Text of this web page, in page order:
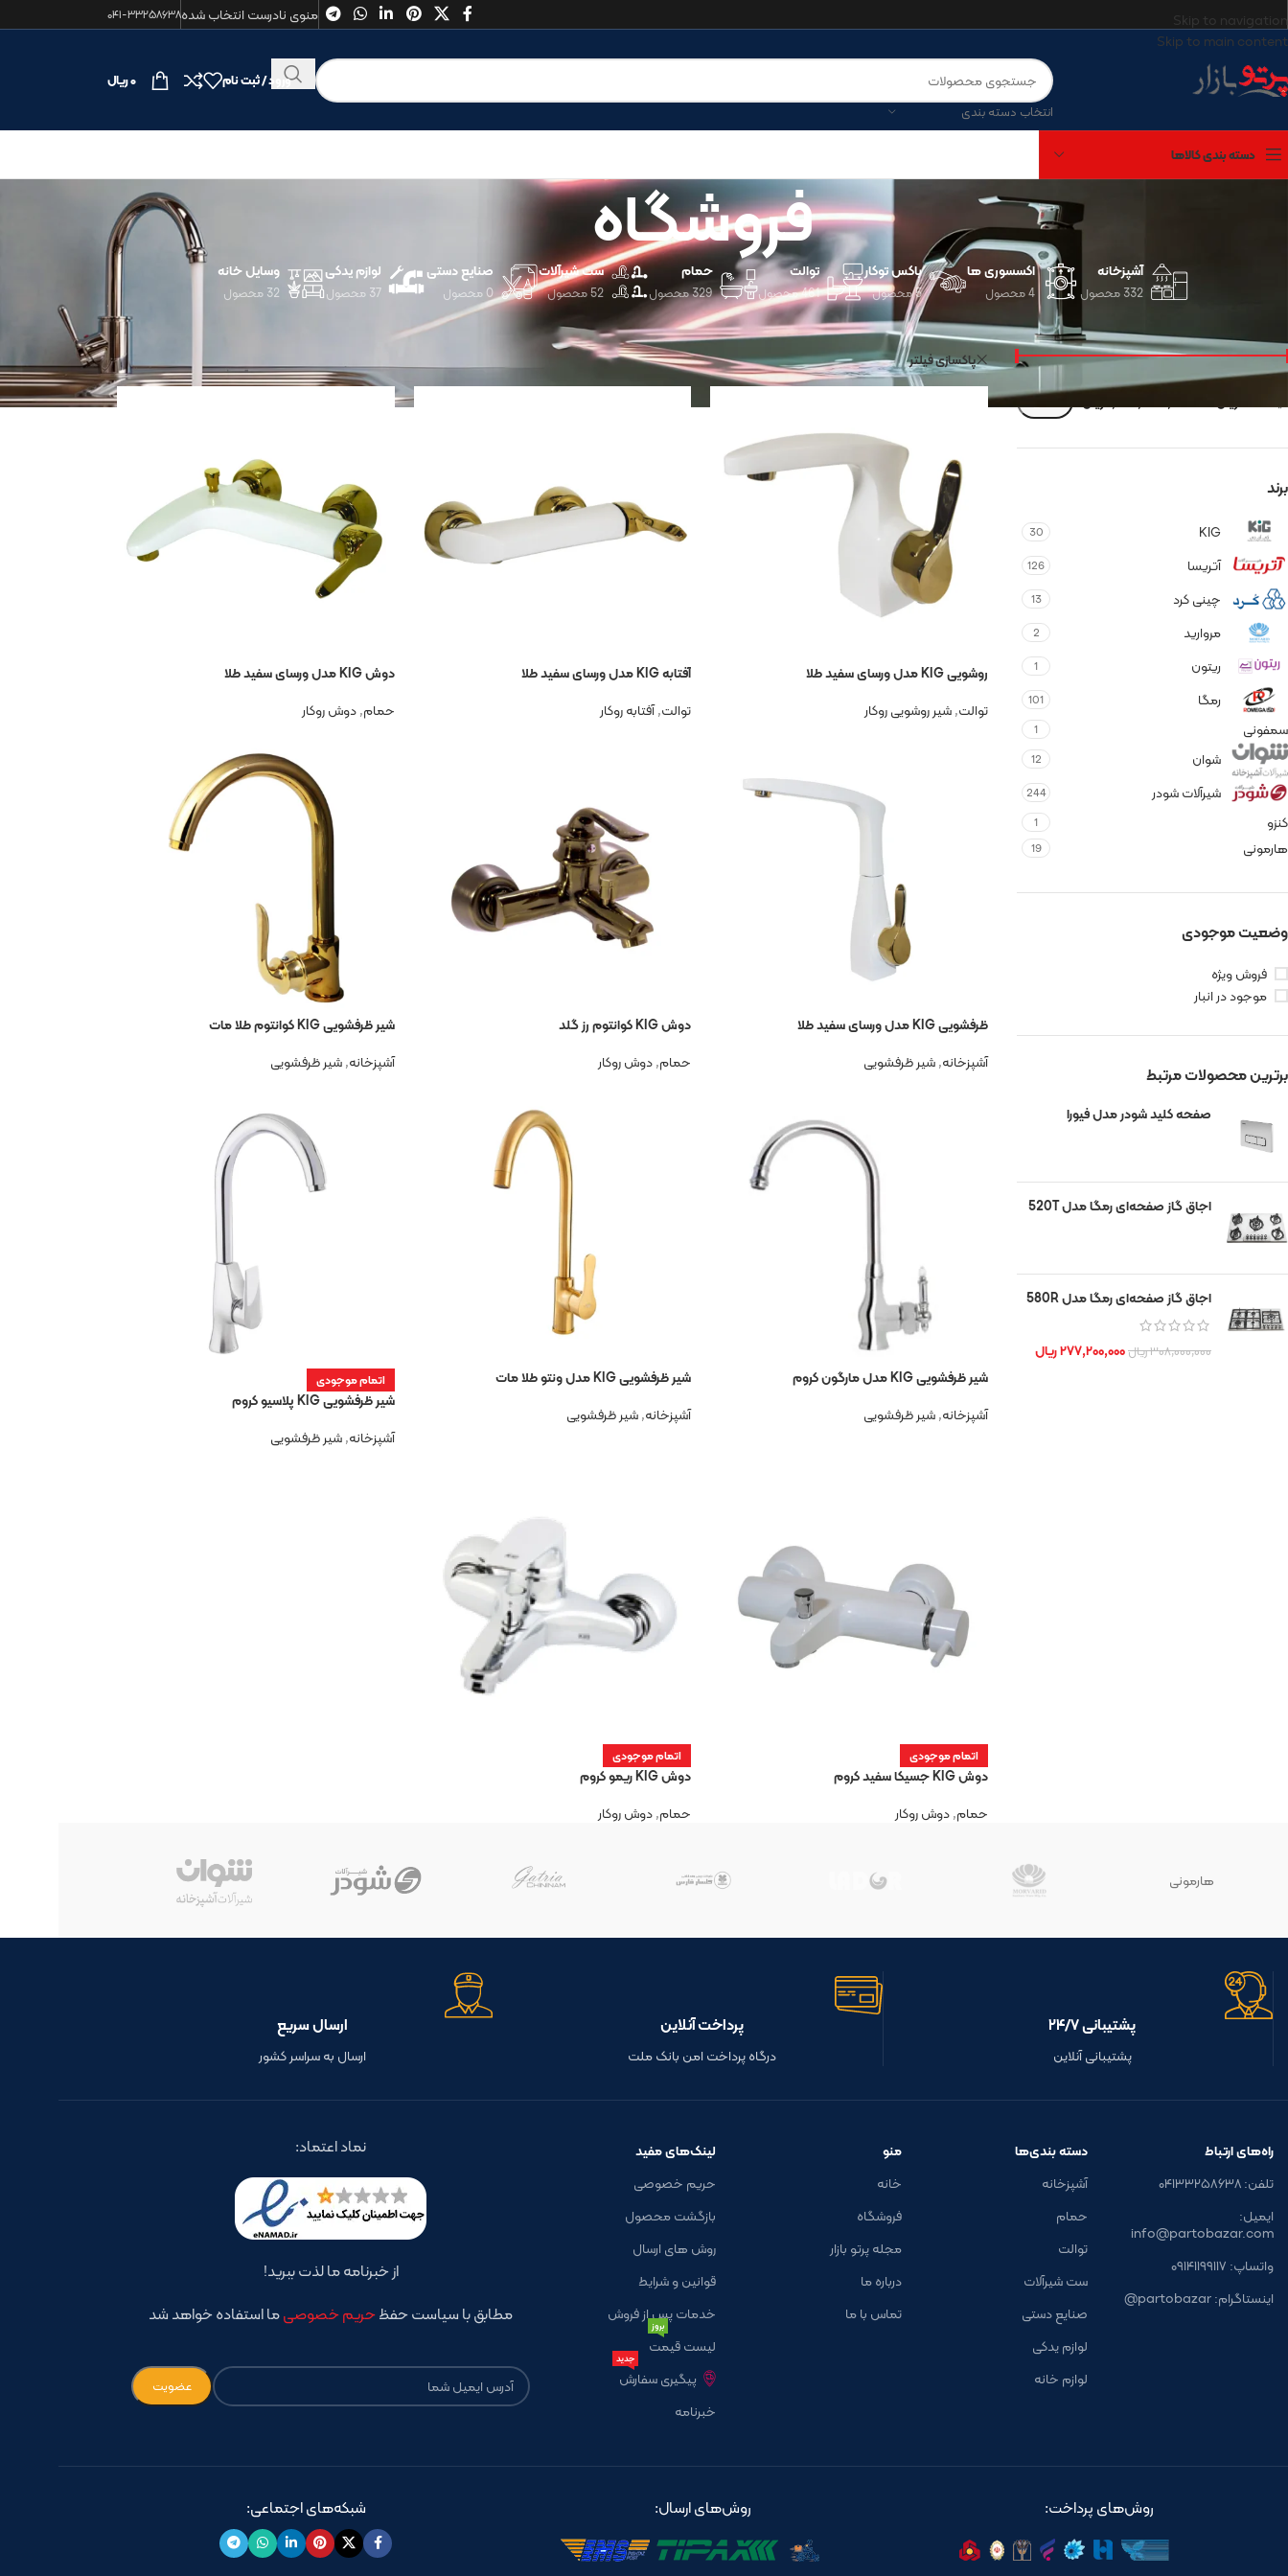
Skip to navigation
Skip to main content
منوی نادرست انتخاب شده۰۴۱-۳۳۲۵۸۶۳۸
انتخاب دسته بندی
ورود / ثبت نام ۰ریال
دسته بندی کالاها
فروشگاه آشپزخانه
332 محصول
اکسسوری ها
4 محصول
باکس توکار
5 محصول
توالت
461 محصول
حمام
329 محصول
ست شیرآلات
52 محصول
صنایع دستی
0 محصول
لوازم یدکی
37 محصول
وسایل خانه
32 محصول
صافی قيمت:0 ریال —1,547,000,000 ریال
برند
KIG
30
آتریسا 126
چینی کرد 13
مروارید 2
ریتون 1
رمگا 101
سمفونی 1
شوان 12
شیرآلات شودر 244
کنزو 1
هارمونی 19
وضعیت موجودی
فروش ویژه
موجود در انبار
برترین محصولات مرتبط
صفحه کلید شودر مدل فیورا
اجاق گاز صفحه‌ای رمگا مدل 520T
اجاق‌ گاز صفحه‌ای رمگا مدل 580R
۳۰۸,۰۰۰,۰۰۰ریال۲۷۷,۲۰۰,۰۰۰ریال
خانه/فروشگاه 9
12
پاکسازی فیلتر KIG
روشویی KIG مدل ورسای سفید طلا
توالت,شیر روشویی روکار
آفتابه KIG مدل ورسای سفید طلا
توالت,آفتابه روکار
دوش KIG مدل ورسای سفید طلا
حمام,دوش روکار
ظرفشویی KIG مدل ورسای سفید طلا
آشپزخانه,شیر ظرفشویی
دوش KIG کوانتوم رز گلد
حمام,دوش روکار
شیر ظرفشویی KIG کوانتوم طلا مات
آشپزخانه,شیر ظرفشویی
شیر ظرفشویی KIG مدل مارگون کروم
آشپزخانه,شیر ظرفشویی
شیر ظرفشویی KIG مدل ونتو طلا مات
آشپزخانه,شیر ظرفشویی
اتمام موجودی
شیر ظرفشویی KIG پلاسیو کروم
آشپزخانه,شیر ظرفشویی
اتمام موجودی
دوش KIG جسیکا سفید کروم
حمام,دوش روکار
اتمام موجودی
دوش KIG ریمو کروم
حمام,دوش روکار
هارمونی
پشتیبانی ۲۴/۷
پشتیبانی آنلاین
پرداخت آنلاین
درگاه پرداخت امن بانک ملت
ارسال سریع
ارسال به سراسر کشور
راه‌های ارتباط
تلفن: ۰۴۱۳۳۲۵۸۶۳۸
ایمیل:
info@partobazar.com
واتساپ: ۰۹۱۴۱۱۹۹۱۱۷
اینستاگرام: partobazar@
دسته بندی‌ها
آشپزخانه
حمام
توالت
ست شیرآلات
صنایع دستی
لوازم یدکی
لوازم خانه
منو
خانه
فروشگاه
مجله پرتو بازار
درباره ما
تماس با ما
لینک‌های مفید
حریم خصوصی
بازگشت محصول
روش های ارسال
قوانین و شرایط
خدمات پس از فروش
لیست قیمت
بروز
پیگیری سفارش
جدید
خبرنامه
نماد اعتماد:
از خبرنامه ما لذت ببرید!
مطابق با سیاست حفظحریم خصوصیما استفاده خواهد شد
روش‌های پرداخت: روش‌های ارسال: شبکه‌های اجتماعی: